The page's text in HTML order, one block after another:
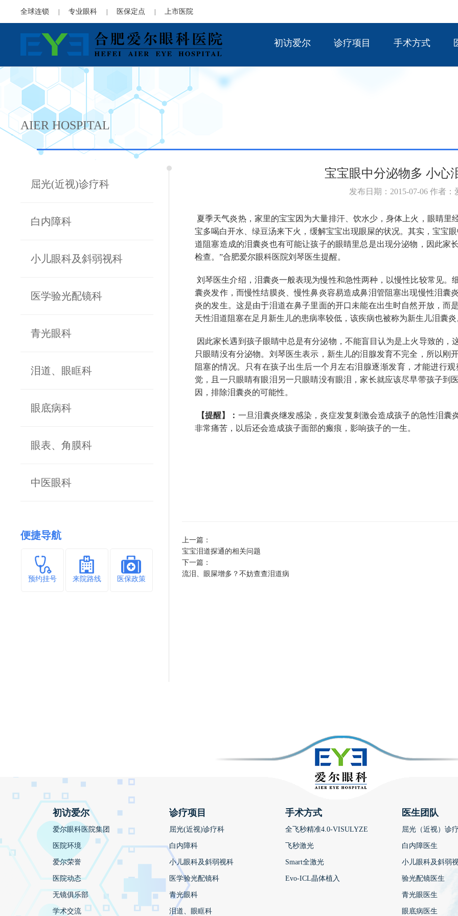
全球连锁 | 专业眼科 | 医保定点 | 上市医院
初访爱尔 诊疗项目 手术方式
AIER HOSPITAL
屈光(近视)诊疗科
白内障科
小儿眼科及斜弱视科
医学验光配镜科
青光眼科
泪道、眼眶科
眼底病科
眼表、角膜科
中医眼科
便捷导航
预约挂号 来院路线 医保政策
宝宝眼中分泌物多 小心
发布日期：2015-07-06 作者：
夏季天气炎热，家里的宝宝因为大量排汗、饮水少，身体上火，眼睛里
宝多喝白开水、绿豆汤来下火，缓解宝宝出现眼屎的状况。其实，宝宝
道阻塞造成的泪囊炎也有可能让孩子的眼睛里总是出现分泌物，因此家
检查。”合肥爱尔眼科医院刘琴医生提醒。
刘琴医生介绍，泪囊炎一般表现为慢性和急性两种，以慢性比较常见。
囊炎发作，而慢性结膜炎、慢性鼻炎容易造成鼻泪管阻塞出现慢性泪囊
炎的发生。这是由于泪道在鼻子里面的开口未能在出生时自然开放，而
天性泪道阻塞在足月新生儿的患病率较低，该疾病也被称为新生儿泪囊炎
因此家长遇到孩子眼睛中总是有分泌物，不能盲目认为是上火导致的
只眼睛没有分泌物。刘琴医生表示，新生儿的泪腺发育不完全，所以刚
阻塞的情况。只有在孩子出生后一个月左右泪腺逐渐发育，才能进行
觉，且一只眼睛有眼泪另一只眼睛没有眼泪，家长就应该尽早带孩子到
因，排除泪囊炎的可能性。
【提醒】： 一旦泪囊炎继发感染，炎症发复刺激会造成孩子的急性泪囊
非常痛苦，以后还会造成孩子面部的瘢痕，影响孩子的一生。
上一篇：
宝宝泪道探通的相关问题
下一篇：
流泪、眼屎增多？不妨查查泪道病
初访爱尔
爱尔眼科医院集团
医院环境
爱尔荣誉
医院动态
无镜俱乐部
学术交流
诊疗项目
屈光(近视)诊疗科
白内障科
小儿眼科及斜弱视科
医学验光配镜科
青光眼科
泪道、眼眶科
手术方式
全飞秒精准4.0-VISULYZE
飞秒激光
Smart全激光
Evo-ICL晶体植入
医生团队
屈光（近视）诊
白内障医生
小儿眼科及斜弱
验光配镜医生
青光眼医生
眼底病医生